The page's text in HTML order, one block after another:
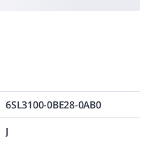
6SL3100-0BE28-0AB0
J